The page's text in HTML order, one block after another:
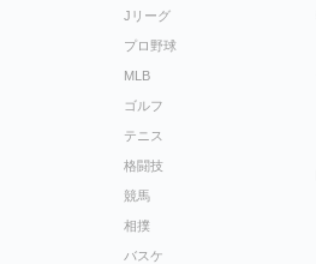
Jリーグ
プロ野球
MLB
ゴルフ
テニス
格闘技
競馬
相撲
バスケ